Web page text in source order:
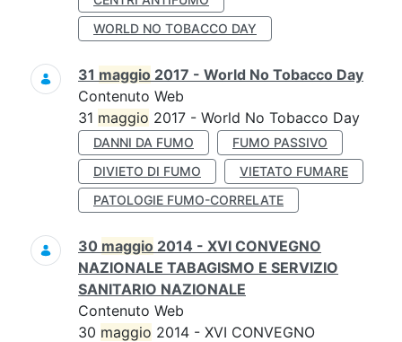
WORLD NO TOBACCO DAY
31 maggio 2017 - World No Tobacco Day
Contenuto Web
31 maggio 2017 - World No Tobacco Day
DANNI DA FUMO
FUMO PASSIVO
DIVIETO DI FUMO
VIETATO FUMARE
PATOLOGIE FUMO-CORRELATE
30 maggio 2014 - XVI CONVEGNO
NAZIONALE TABAGISMO E SERVIZIO
SANITARIO NAZIONALE
Contenuto Web
30 maggio 2014 - XVI CONVEGNO